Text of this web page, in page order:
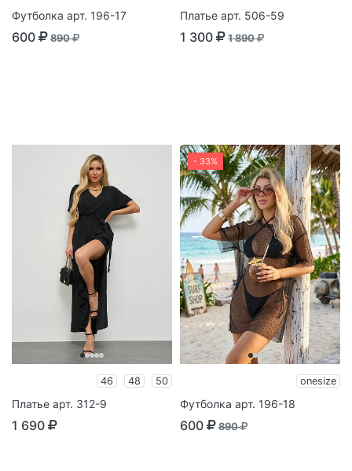
Футболка арт. 196-17
600 890
Платье арт. 506-59
1 300 1 890
46 48 50
Платье арт. 312-9
1 690
- 33%
onesize
Футболка арт. 196-18
600 890